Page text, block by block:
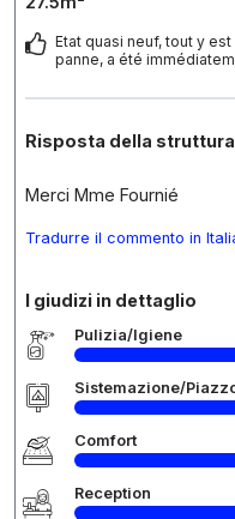
Etat quasi neuf, tout y
panne, a été
Risposta della struttura
Merci Mme Fournié
Tradurre il commento in
I giudizi in dettaglio
Pulizia/Igiene
Sistemazione/
Comfort
Reception